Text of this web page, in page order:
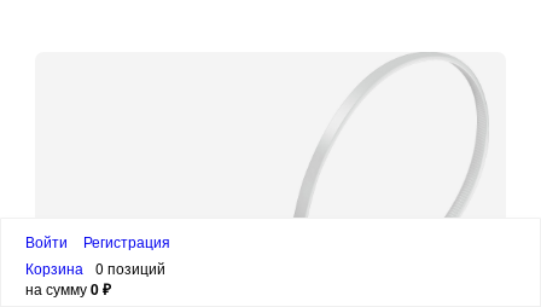
Войти
Регистрация
Корзина
0 позиций
на сумму0 ₽